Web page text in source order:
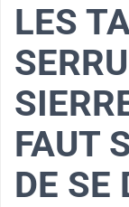
LES
FAUT
DE SE